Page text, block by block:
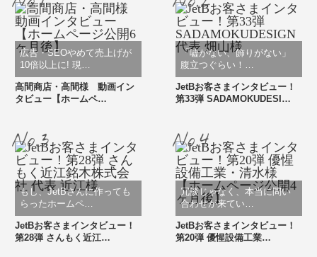
広告・SEOやめて売上げが
10倍以上に! 現…
高間商店・高間様 動画イン
タビュー【ホームペ…
「嘘がない、飾りがない」
腹立つぐらい！…
JetBお客さまインタビュー！
第33弾 SADAMOKUDESI…
もし、JetBさんに作っても
らったホームペ…
JetBお客さまインタビュー！
第28弾 さんもく近江…
冗談じゃなく、本当に問い
合わせが来てい…
JetBお客さまインタビュー！
第20弾 優惺設備工業…